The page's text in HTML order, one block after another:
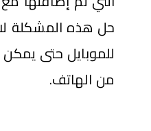
حل هذه المشكلة
للموبايل حتى
من الهاتف.